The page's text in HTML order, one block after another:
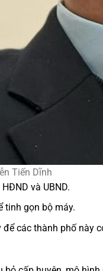
Tiến Dĩnh
và UBND.
tinh gọn bộ máy.
các thành phố này